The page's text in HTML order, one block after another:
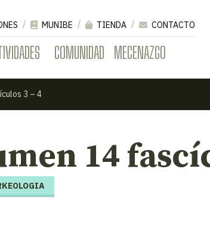
COMUNIDAD MECENAZGO
MUNIBE TIENDA
CONTACTO
3 – 4
14